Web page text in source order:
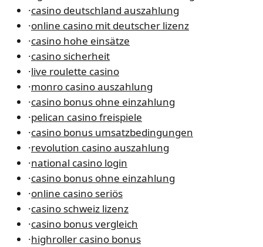
·casino deutschland auszahlung
·online casino mit deutscher lizenz
·casino hohe einsätze
·casino sicherheit
·live roulette casino
·monro casino auszahlung
·casino bonus ohne einzahlung
·pelican casino freispiele
·casino bonus umsatzbedingungen
·revolution casino auszahlung
·national casino login
·casino bonus ohne einzahlung
·online casino seriös
·casino schweiz lizenz
·casino bonus vergleich
·highroller casino bonus